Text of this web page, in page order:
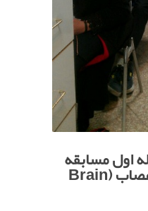
اول مسابقه
دانش آموزی علوم اعصاب (Brain